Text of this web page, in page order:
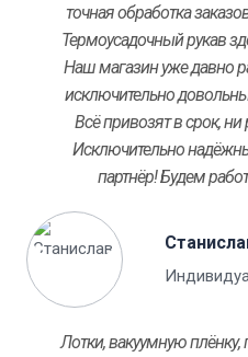
точная обработка
Термоусадочный рукав
Наш магазин уже давно
исключительно
Всё привозят в срок, ни
Исключительно
партнёр! Будем
Лотки, вакуумную плёнку,